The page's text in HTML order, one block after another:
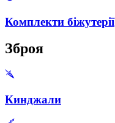
Комплекти біжутерії
Зброя
Кинджали